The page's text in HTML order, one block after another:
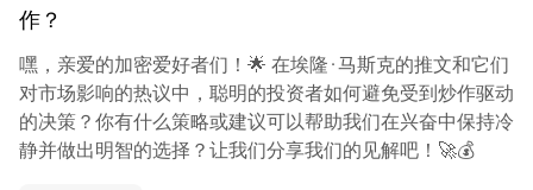
作？
嘿，亲爱的加密爱好者们！🌟 在埃隆·马斯克的推文和它们
对市场影响的热议中，聪明的投资者如何避免受到炒作驱动
的决策？你有什么策略或建议可以帮助我们在兴奋中保持冷
静并做出明智的选择？让我们分享我们的见解吧！🚀💰